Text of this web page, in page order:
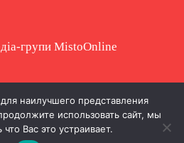
групи MistoOnline
матеріалу
з гіперпосиланням.
наилучшего представления
использовать сайт, мы
что Вас это устраивает.